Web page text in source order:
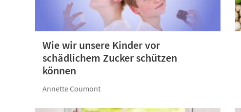
Wie wir unsere Kinder vor
schädlichem Zucker schützen
können
Annette Coumont